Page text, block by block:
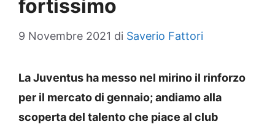
fortissimo
9 Novembre 2021 di Saverio Fattori
La Juventus ha messo nel mirino il rinforzo
per il mercato di gennaio; andiamo alla
scoperta del talento che piace al club